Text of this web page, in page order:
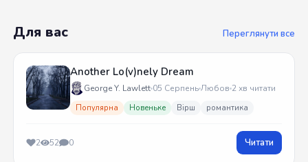
Для вас Переглянути все
Another Lo(v)nely Dream
George Y. Lawlett 05 СерпеньЛюбов 2 хв читати
Популярна Новеньке Вірш романтика
2 52 0 Читати